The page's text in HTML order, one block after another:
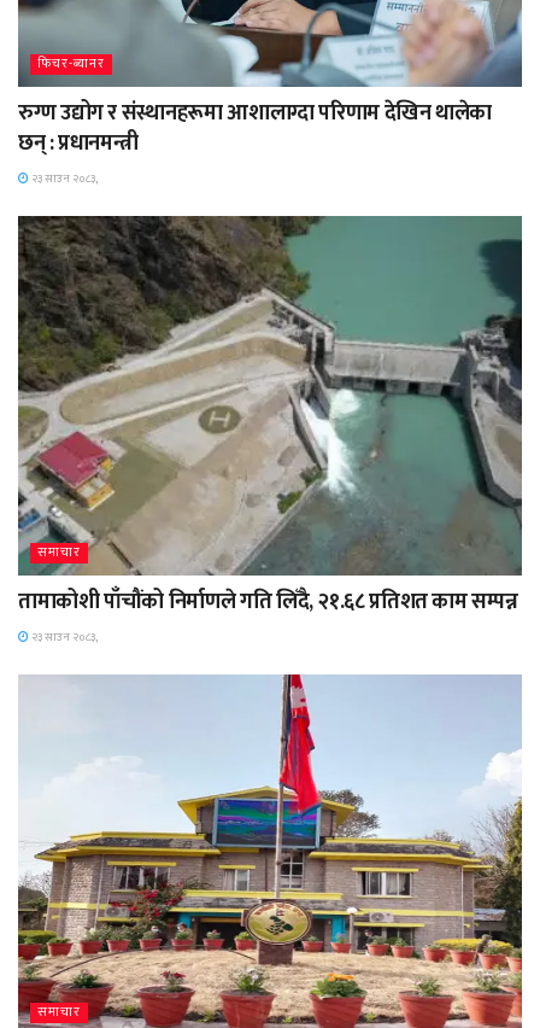
फिचर-ब्यानर
रुग्ण उद्योग र संस्थानहरूमा आशालाग्दा परिणाम देखिन थालेका
छन् : प्रधानमन्त्री
२३ साउन २०८३,
समाचार
तामाकोशी पाँचौंको निर्माणले गति लिँदै, २१.६८ प्रतिशत काम सम्पन्न
२३ साउन २०८३,
समाचार